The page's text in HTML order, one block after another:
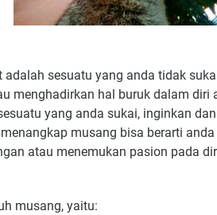
adalah sesuatu yang anda tidak
menghadirkan hal buruk dalam diri
yang anda sukai, inginkan
musang bisa berarti
atau menemukan pasion pada
musang, yaitu: